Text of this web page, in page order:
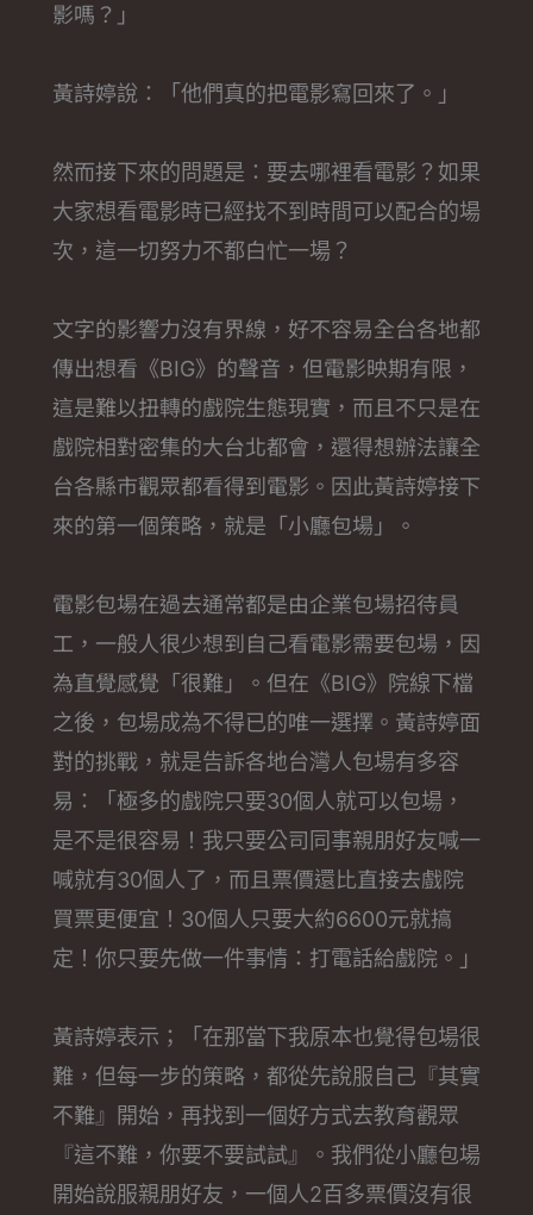
影嗎？」
黃詩婷說：「他們真的把電影寫回來了。」
然而接下來的問題是：要去哪裡看電影？如果
大家想看電影時已經找不到時間可以配合的場
次，這一切努力不都白忙一場？
文字的影響力沒有界線，好不容易全台各地都
傳出想看《BIG》的聲音，但電影映期有限，
這是難以扭轉的戲院生態現實，而且不只是在
戲院相對密集的大台北都會，還得想辦法讓全
台各縣市觀眾都看得到電影。因此黃詩婷接下
來的第一個策略，就是「小廳包場」。
電影包場在過去通常都是由企業包場招待員
工，一般人很少想到自己看電影需要包場，因
為直覺感覺「很難」。但在《BIG》院線下檔
之後，包場成為不得已的唯一選擇。黃詩婷面
對的挑戰，就是告訴各地台灣人包場有多容
易：「極多的戲院只要30個人就可以包場，
是不是很容易！我只要公司同事親朋好友喊一
喊就有30個人了，而且票價還比直接去戲院
買票更便宜！30個人只要大約6600元就搞
定！你只要先做一件事情：打電話給戲院。」
黃詩婷表示；「在那當下我原本也覺得包場很
難，但每一步的策略，都從先說服自己『其實
不難』開始，再找到一個好方式去教育觀眾
『這不難，你要不要試試』。我們從小廳包場
開始說服親朋好友，一個人2百多票價沒有很